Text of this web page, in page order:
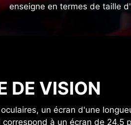
enseigne en termes de taille
DE VISION
un écran d'une
à un écran de 24,5